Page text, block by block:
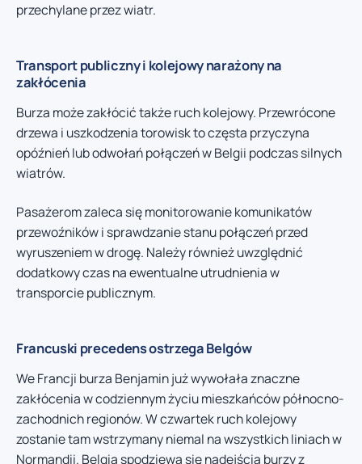
przechylane przez wiatr.
Transport publiczny i kolejowy narażony na
zakłócenia
Burza może zakłócić także ruch kolejowy. Przewrócone
drzewa i uszkodzenia torowisk to częsta przyczyna
opóźnień lub odwołań połączeń w Belgii podczas silnych
wiatrów.
Pasażerom zaleca się monitorowanie komunikatów
przewoźników i sprawdzanie stanu połączeń przed
wyruszeniem w drogę. Należy również uwzględnić
dodatkowy czas na ewentualne utrudnienia w
transporcie publicznym.
Francuski precedens ostrzega Belgów
We Francji burza Benjamin już wywołała znaczne
zakłócenia w codziennym życiu mieszkańców północno-
zachodnich regionów. W czwartek ruch kolejowy
zostanie tam wstrzymany niemal na wszystkich liniach w
Normandii. Belgia spodziewa się nadejścia burzy z